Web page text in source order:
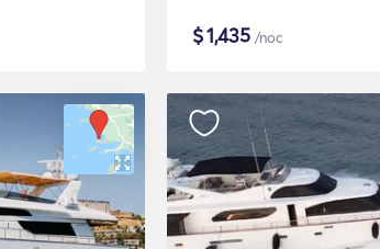
$1,435 /noc